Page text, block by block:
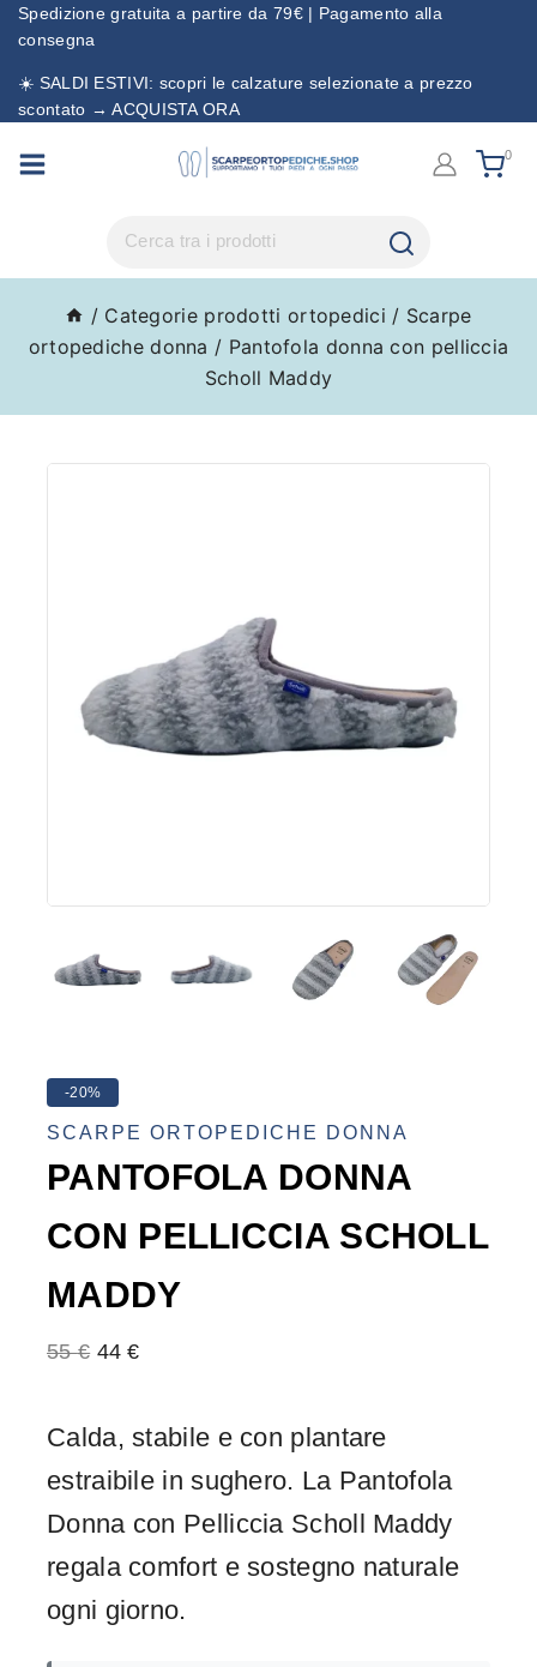
Spedizione gratuita a partire da 79€ | Pagamento alla
consegna
☀️ SALDI ESTIVI: scopri le calzature selezionate a prezzo
scontato → ACQUISTA ORA
0
/ Categorie prodotti ortopedici / Scarpe
ortopediche donna / Pantofola donna con pelliccia
Scholl Maddy
-20%
SCARPE ORTOPEDICHE DONNA
PANTOFOLA DONNA
CON PELLICCIA SCHOLL
MADDY
55€ 44€
Calda, stabile e con plantare
estraibile in sughero. La Pantofola
Donna con Pelliccia Scholl Maddy
regala comfort e sostegno naturale
ogni giorno.